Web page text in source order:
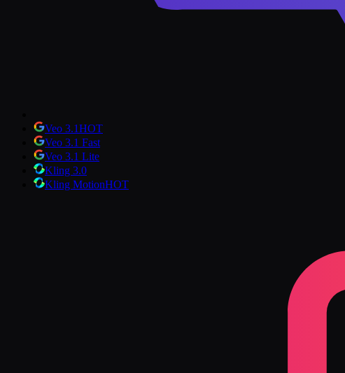
Veo 3.1HOT
Veo 3.1 Fast
Veo 3.1 Lite
Kling 3.0
Kling MotionHOT